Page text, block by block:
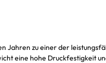
Jahren zu einer der
eine hohe Druckfestigkeit